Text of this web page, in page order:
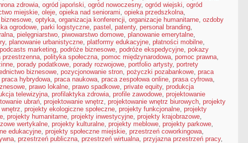
zdrowia, ogród japoński, ogród nowoczesny, ogród wiejski, ogród
miejskie, oleje, opieka nad seniorami, opieka przedszkolna,
, optyka, organizacja konferencji, organizacje humanitarne, ozdoby
ogrodowe, parki logistyczne, pastel , patenty, personal branding,
, pielęgniarstwo, piwowarstwo domowe, planowanie emerytalne,
, planowanie urbanistyczne, platformy edukacyjne, płatności mobilne,
podcasts marketing, podróże biznesowe, podróże ekspedycyjne, pokazy
przestrzenna, polityka społeczna, pomoc międzynarodowa, pomoc prawna,
, porady podatkowe, porady rozwojowe, portfolio artysty, portrety
biznesowe, pozycjonowanie stron, pożyczki pozabankowe, praca
praca hybrydowa, praca naukowa, praca zespołowa online, prasa cyfrowa,
, prawo lokalne, prawo spadkowe, private equity, produkcja
telewizyjna, profilaktyka zdrowia, profile zawodowe, projektowanie
ubrań, projektowanie wnętrz, projektowanie wnętrz biurowych, projekty
, projekty ekologiczne społeczne, projekty funkcjonalne, projekty
, projekty humanitarne, projekty inwestycyjne, projekty krajobrazowe,
wertykalne, projekty kulturalne, projekty meblowe, projekty parkowe,
edukacyjne, projekty społeczne miejskie, przestrzeń coworkingowa,
, przestrzeń publiczna, przestrzeń wirtualna, przyjazna przestrzeń pracy,